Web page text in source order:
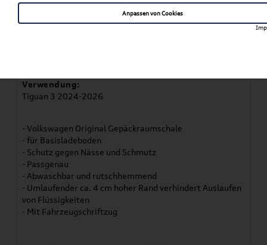
Ladeboden 571061161A
Verwendung:
Tiguan 3 2024-2026
- Volkswagen Original Gepäckraumschale
- für Basisladeboden
- Schutz gegen Nässe und Schmutz
- Passgenau
- Abwaschbar und rutschhemmend
- Umlaufender ca. 4 cm hoher Rand verhindert Auslaufen
von Flüssigkeiten
- Mit Fahrzeugschriftzug
Anpassen von Cookies